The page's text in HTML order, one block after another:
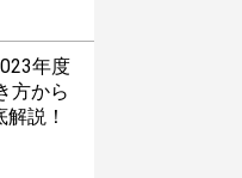
年度
方から
説！